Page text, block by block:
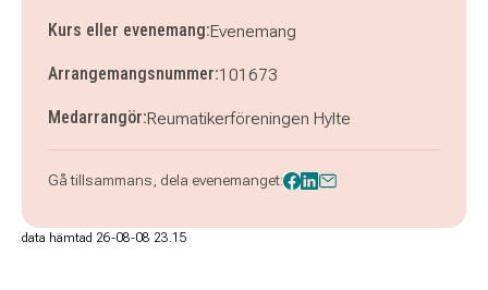
Kurs eller evenemang:Evenemang
Arrangemangsnummer:101673
Medarrangör:Reumatikerföreningen Hylte
Gå tillsammans, dela evenemanget:
data hämtad 26-08-08 23.15